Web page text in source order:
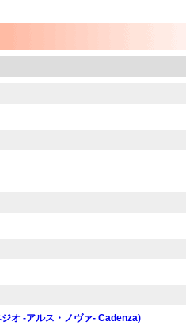
オ -アルス・ノヴァ- Cadenza)